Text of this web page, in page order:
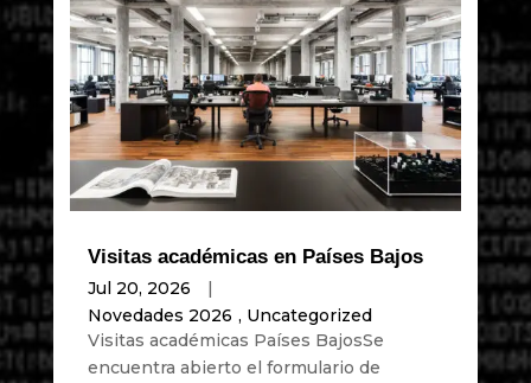
Visitas académicas en Países Bajos
Jul 20, 2026
|
Novedades 2026 , Uncategorized
Visitas académicas Países BajosSe
encuentra abierto el formulario de